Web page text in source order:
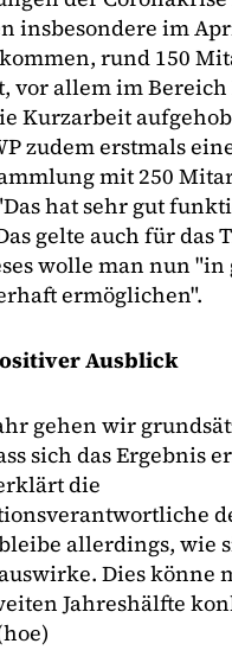
insbesondere im
rund 150
vor allem im Bereich
Kurzarbeit
zudem erstmals
mit 250
hat sehr gut
gelte auch für das
wolle man nun "in
ermöglichen".
Ausblick
gehen wir
sich das Ergebnis
die
allerdings, wie
Dies könne
Jahreshälfte